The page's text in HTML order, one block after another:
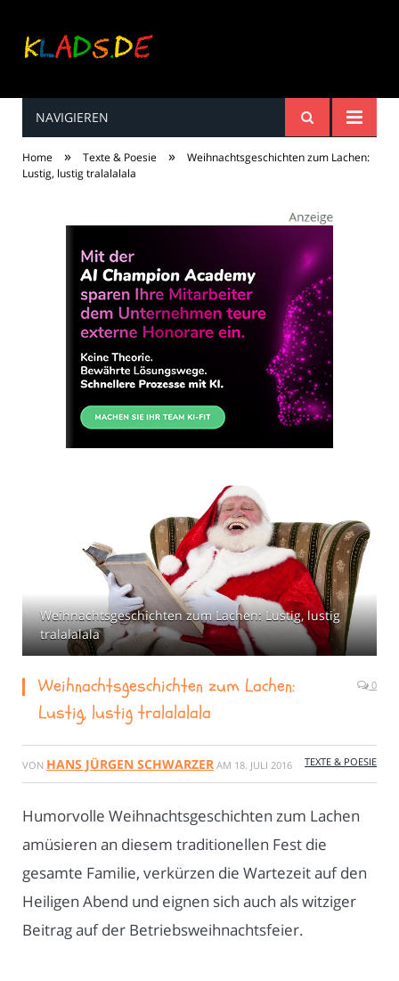
Kinderreime, Spiele,
NAVIGIEREN
Home » Texte & Poesie »
Weihnachtsgeschichten zum Lachen:
Lustig, lustig tralalalala
Weihnachtsgeschichten zum Lachen: Lustig, lustig
tralalalala
Weihnachtsgeschichten zum Lachen:
Lustig, lustig tralalalala
0
VON HANS JÜRGEN SCHWARZER AM 18. JULI 2016 TEXTE & POESIE
Humorvolle Weihnachtsgeschichten zum Lachen
amüsieren an diesem traditionellen Fest die
gesamte Familie, verkürzen die Wartezeit auf den
Heiligen Abend und eignen sich auch als witziger
Beitrag auf der Betriebsweihnachtsfeier.